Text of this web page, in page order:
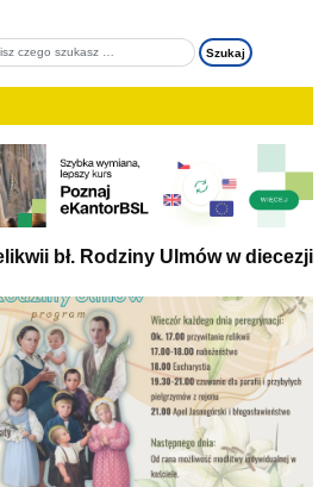
bł. Rodziny Ulmów w diecezji